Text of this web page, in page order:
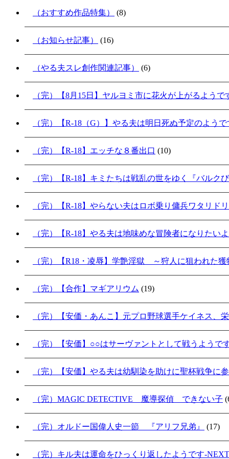
（おすすめ作品特集） (8)
（お知らせ記事） (16)
（やる夫スレ創作関連記事） (6)
（完）【8月15日】ヤルヨミ市に花火が上がるよう
（完）【R-18（G）】やる夫は明日死ぬ予定のよう
（完）【R-18】エッチな８番出口 (10)
（完）【R-18】キミたちは戦乱の世をゆく『バルク
（完）【R-18】やらない夫はロボ乗り傭兵ワタリド
（完）【R-18】やる夫は地味めな冒険者になりたい
（完）【R18・凌辱】学艶淫獄 ～狩人に狙われた獲
（完）【合作】マギアリウム (19)
（完）【安価・あんこ】元プロ野球選手ケイネス、
（完）【安価】○○はサーヴァントとして戦うようで
（完）【安価】やる夫は幼馴染を助けに聖杯戦争に
（完）MAGIC DETECTIVE 魔導探偵 できない子
（完）オルドー国偉人史一節 『アリフ兄弟』 (17)
（完）キル夫は運命をひっくり返したようです-